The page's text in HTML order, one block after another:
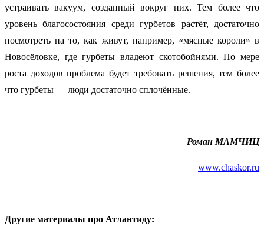
устраивать вакуум, созданный вокруг них. Тем более что
уровень благосостояния среди гурбетов растёт, достаточно
посмотреть на то, как живут, например, «мясные короли» в
Новосёловке, где гурбеты владеют скотобойнями. По мере
роста доходов проблема будет требовать решения, тем более
что гурбеты — люди достаточно сплочённые.
Роман МАМЧИЦ
www.chaskor.ru
Другие материалы про Атлантиду: